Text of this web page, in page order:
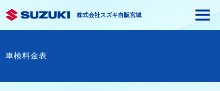
株式会社スズキ自販宮城
車検料金表